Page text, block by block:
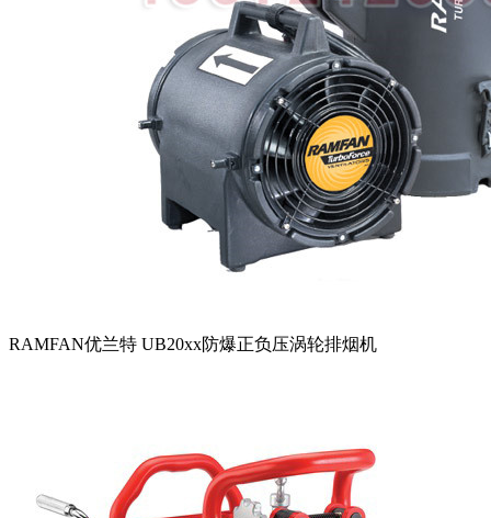
RAMFAN优兰特 UB20xx防爆正负压涡轮排烟机